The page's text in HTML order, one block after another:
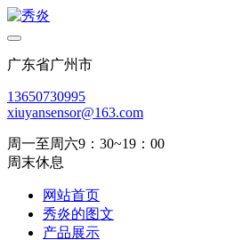
广东省广州市
13650730995
xiuyansensor@163.com
周一至周六9：30~19：00
周末休息
网站首页
秀炎的图文
产品展示